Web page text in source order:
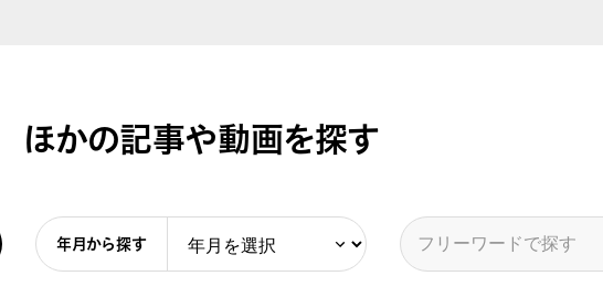
ほかの記事や動画を探す
年月から探す